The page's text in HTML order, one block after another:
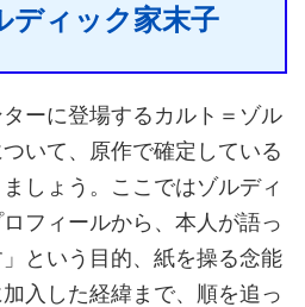
ディック家末子
ーに登場するカルト＝ゾル
いて、原作で確定している
しょう。ここではゾルディ
フィールから、本人が語っ
という目的、紙を操る念能
入した経緯まで、順を追っ